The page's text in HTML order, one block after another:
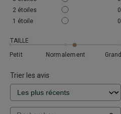
2 étoiles
0
1 étoile 0
TAILLE
Petit
Normalement Grand
Trier les avis